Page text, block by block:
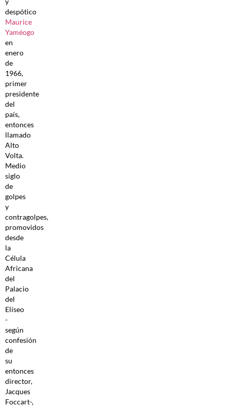
despótico
Maurice
Yaméogo
en
enero
de
1966,
primer
presidente
del
país,
entonces
llamado
Alto
Volta.
Medio
siglo
de
golpes
y
contragolpes,
promovidos
desde
la
Célula
Africana
del
Palacio
del
Elíseo
-
según
confesión
de
su
entonces
director,
Jacques
Foccart-,